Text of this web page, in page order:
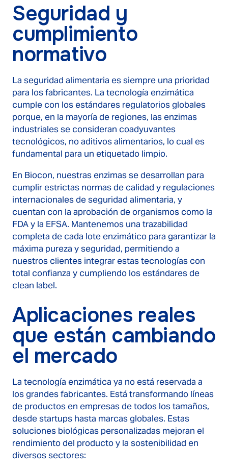
Seguridad y
cumplimiento
normativo
La seguridad alimentaria es siempre una prioridad
para los fabricantes. La tecnología enzimática
cumple con los estándares regulatorios globales
porque, en la mayoría de regiones, las enzimas
industriales se consideran coadyuvantes
tecnológicos, no aditivos alimentarios, lo cual es
fundamental para un etiquetado limpio.
En Biocon, nuestras enzimas se desarrollan para
cumplir estrictas normas de calidad y regulaciones
internacionales de seguridad alimentaria, y
cuentan con la aprobación de organismos como la
FDA y la EFSA. Mantenemos una trazabilidad
completa de cada lote enzimático para garantizar la
máxima pureza y seguridad, permitiendo a
nuestros clientes integrar estas tecnologías con
total confianza y cumpliendo los estándares de
clean label.
Aplicaciones reales
que están cambiando
el mercado
La tecnología enzimática ya no está reservada a
los grandes fabricantes. Está transformando líneas
de productos en empresas de todos los tamaños,
desde startups hasta marcas globales. Estas
soluciones biológicas personalizadas mejoran el
rendimiento del producto y la sostenibilidad en
diversos sectores: